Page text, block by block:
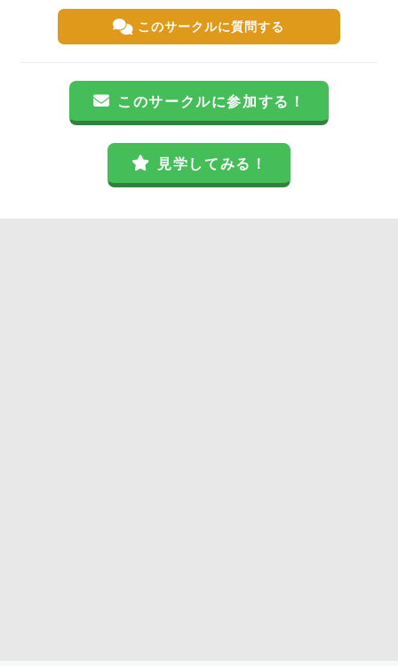
このサークルに質問する
このサークルに参加する！
見学してみる！